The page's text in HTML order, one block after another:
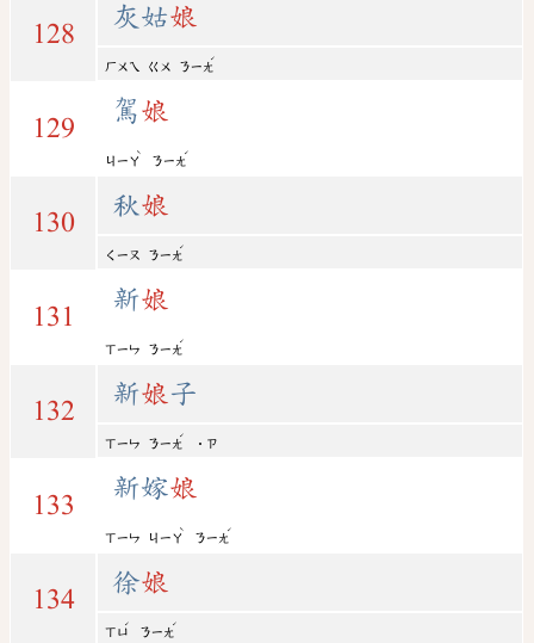
128
灰姑娘
ㄏㄨㄟ ㄍㄨ ㄋㄧㄤ
ˊ
129
駕娘
ㄐㄧㄚ
ˋ
ㄋㄧㄤ
ˊ
130
秋娘
ㄑㄧㄡ ㄋㄧㄤ
ˊ
131
新娘
ㄒㄧㄣ ㄋㄧㄤ
ˊ
132
新娘 子
ㄒㄧㄣ ㄋㄧㄤ
ˊ
˙ㄗ
133
新嫁娘
ㄒㄧㄣ ㄐㄧㄚ
ˋ
ㄋㄧㄤ
ˊ
134
徐娘
ㄒㄩ
ˊ
ㄋㄧㄤ
ˊ